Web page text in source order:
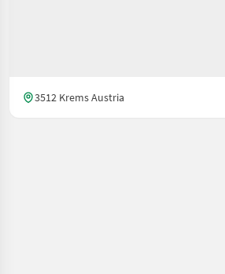
3512 Krems Austria